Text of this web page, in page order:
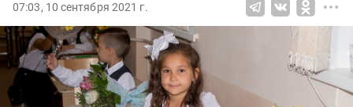
07:03, 10 сентября 2021 г.